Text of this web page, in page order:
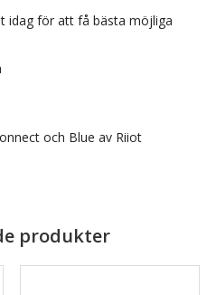
idag för att få bästa möjliga
och Blue av Riiot
produkter